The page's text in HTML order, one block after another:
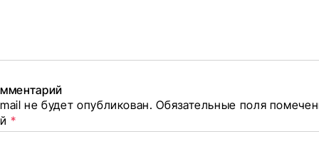
не будет опубликован. Обязательные поля
*